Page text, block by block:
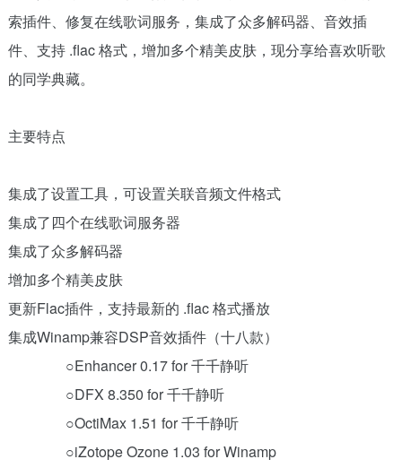
索插件、修复在线歌词服务，集成了众多解码器、音效插
件、支持 .flac 格式，增加多个精美皮肤，现分享给喜欢听歌
的同学典藏。
主要特点
集成了设置工具，可设置关联音频文件格式
集成了四个在线歌词服务器
集成了众多解码器
增加多个精美皮肤
更新Flac插件，支持最新的 .flac 格式播放
集成Winamp兼容DSP音效插件（十八款）
○Enhancer 0.17 for 千千静听
○DFX 8.350 for 千千静听
○OctiMax 1.51 for 千千静听
○iZotope Ozone 1.03 for Winamp